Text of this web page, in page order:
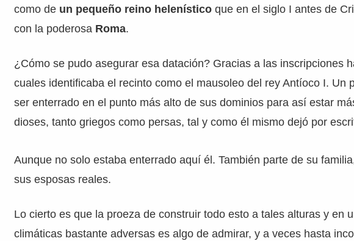
como de un pequeño reino helenístico que en el siglo I antes de
con la poderosa Roma.
¿Cómo se pudo asegurar esa datación? Gracias a las inscripciones
cuales identificaba el recinto como el mausoleo del rey Antíoco I. Un
ser enterrado en el punto más alto de sus dominios para así estar
dioses, tanto griegos como persas, tal y como él mismo dejó por
Aunque no solo estaba enterrado aquí él. También parte de su
sus esposas reales.
Lo cierto es que la proeza de construir todo esto a tales alturas y en
climáticas bastante adversas es algo de admirar, y a veces hasta